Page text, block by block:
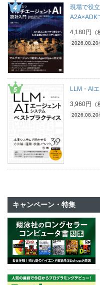
現場で役
A2A×ADK
4,180円（
2026.08.20
LLM・AI
3,960円（
2026.08.20
キャンペーン・特集